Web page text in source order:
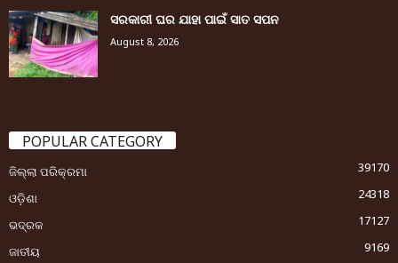
ସରକାରୀ ଘର ଯାହା ପାଇଁ ସାତ ସପନ
August 8, 2026
POPULAR CATEGORY
ଜିଲ୍ଲା ପରିକ୍ରମା
39170
ଓଡ଼ିଶା
24318
ଭଦ୍ରକ
17127
ଜାତୀୟ
9169